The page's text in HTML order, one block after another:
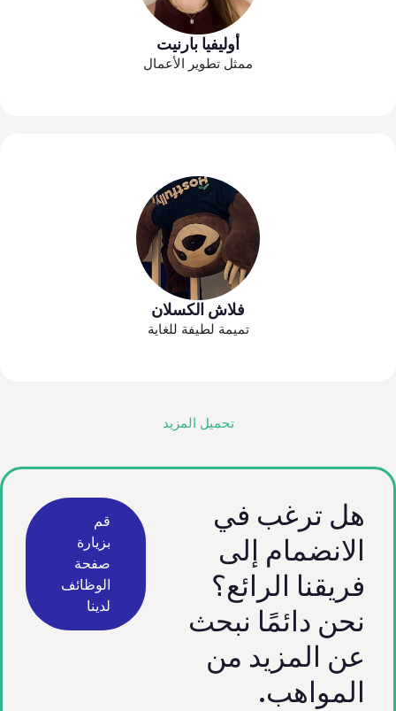
أوليفيا بارنيت
ممثل تطوير الأعمال
فلاش الكسلان
تميمة لطيفة للغاية
تحميل المزيد
هل ترغب في
الانضمام إلى
فريقنا الرائع؟
نحن دائمًا نبحث
عن المزيد من
المواهب.
قم
بزيارة
صفحة
الوظائف
لدينا